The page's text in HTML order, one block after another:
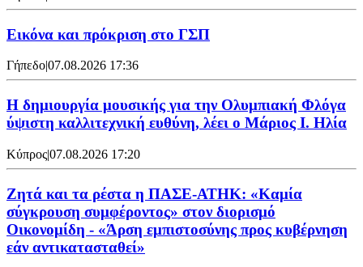
Εικόνα και πρόκριση στο ΓΣΠ
Γήπεδο|07.08.2026 17:36
Η δημιουργία μουσικής για την Ολυμπιακή Φλόγα
ύψιστη καλλιτεχνική ευθύνη, λέει ο Μάριος Ι. Ηλία
Κύπρος|07.08.2026 17:20
Ζητά και τα ρέστα η ΠΑΣΕ-ΑΤΗΚ: «Καμία
σύγκρουση συμφέροντος» στον διορισμό
Οικονομίδη - «Άρση εμπιστοσύνης προς κυβέρνηση
εάν αντικατασταθεί»